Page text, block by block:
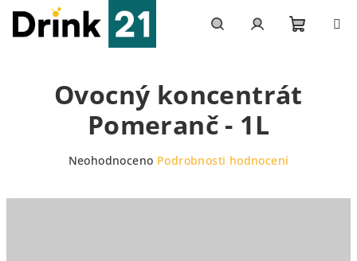
obsah
košík
Ovocný koncentrát
Pomeranč - 1L
Průměrné
Neohodnoceno Podrobnosti hodnocení